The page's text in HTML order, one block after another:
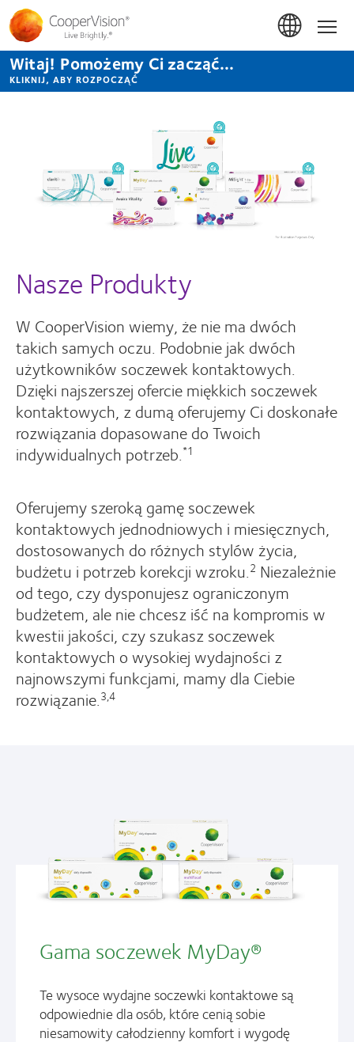
Przejdź
do
treści
Witaj! Pomożemy Ci zacząć...
KLIKNIJ, ABY ROZPOCZĄĆ
Nasze Produkty
W CooperVision wiemy, że nie ma dwóch
takich samych oczu. Podobnie jak dwóch
użytkowników soczewek kontaktowych.
Dzięki najszerszej ofercie miękkich soczewek
kontaktowych, z dumą oferujemy Ci doskonałe
rozwiązania dopasowane do Twoich
indywidualnych potrzeb.*1
Oferujemy szeroką gamę soczewek
kontaktowych jednodniowych i miesięcznych,
dostosowanych do różnych stylów życia,
budżetu i potrzeb korekcji wzroku.2 Niezależnie
od tego, czy dysponujesz ograniczonym
budżetem, ale nie chcesz iść na kompromis w
kwestii jakości, czy szukasz soczewek
kontaktowych o wysokiej wydajności z
najnowszymi funkcjami, mamy dla Ciebie
rozwiązanie.3,4
Gama soczewek MyDay®
Te wysoce wydajne soczewki kontaktowe są
odpowiednie dla osób, które cenią sobie
niesamowity całodzienny komfort i wygodę